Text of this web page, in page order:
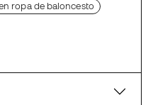
ropa de baloncesto